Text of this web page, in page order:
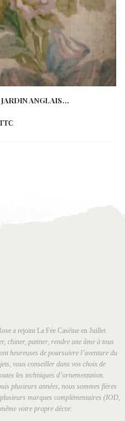
ANGLAIS...
a rejoint La Fée Caséine en Juillet
chiner, patiner, rendre une âme à tous
heureuses de poursuivre l’aventure du
vous conseiller dans vos choix de
les techniques d’ornementation.
plusieurs années, nous sommes fières
marques complémentaires (IOD,
votre propre décor.